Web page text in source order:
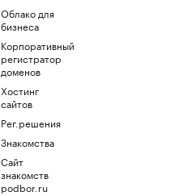
Облако для
бизнеса
Корпоративный
регистратор
доменов
Хостинг
сайтов
Рег.решения
Знакомства
Сайт
знакомств
podbor.ru